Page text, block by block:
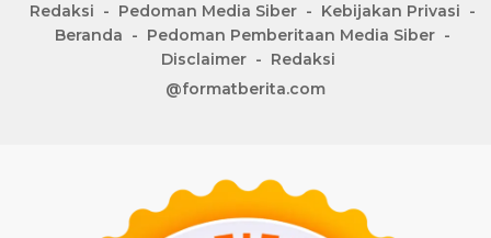
Redaksi Pedoman Media Siber
Kebijakan Privasi
Beranda
Pedoman Pemberitaan Media Siber
Disclaimer
Redaksi
@formatberita.com